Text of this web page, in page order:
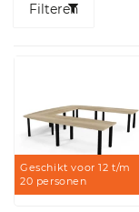
Filteren
Geschikt voor 12 t/m
20 personen